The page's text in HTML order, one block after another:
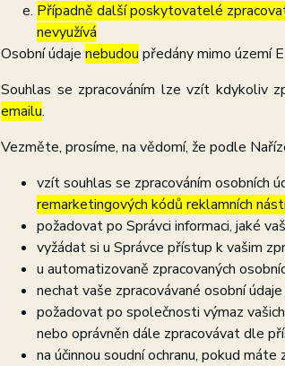
Případně další poskytovatelé
nevyužívá
Osobní údaje nebudou předány mimo území
Souhlas se zpracováním lze vzít kdykoliv
emailu.
Vezměte, prosíme, na vědomí, že podle
vzít souhlas se zpracováním
remarketingových kódů reklamních
požadovat po Správci informaci, jaké
vyžádat si u Správce přístup k vašim
u automatizovaně zpracovaných
nechat vaše zpracovávané osobní
požadovat po společnosti výmaz
nebo oprávněn dále zpracovávat dle
na účinnou soudní ochranu, pokud